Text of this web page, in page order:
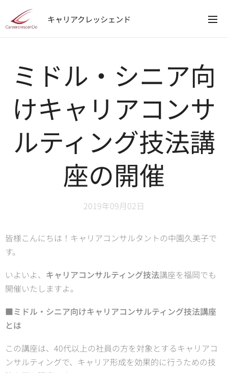
キャリアクレッシェンド
ミドル・シニア向
けキャリアコンサ
ルティング技法講
座の開催
2019年09月02日
皆様こんにちは！キャリアコンサルタントの中園久美子で
す。
いよいよ、 キャリアコンサルティング技法講座を福岡でも
開催いたしますよ。
■ミドル・シニア向けキャリアコンサルティング技法講座
とは
この講座は、40代以上の社員の方を対象とするキャリアコ
ンサルティングで、キャリア形成を効果的に行うための技